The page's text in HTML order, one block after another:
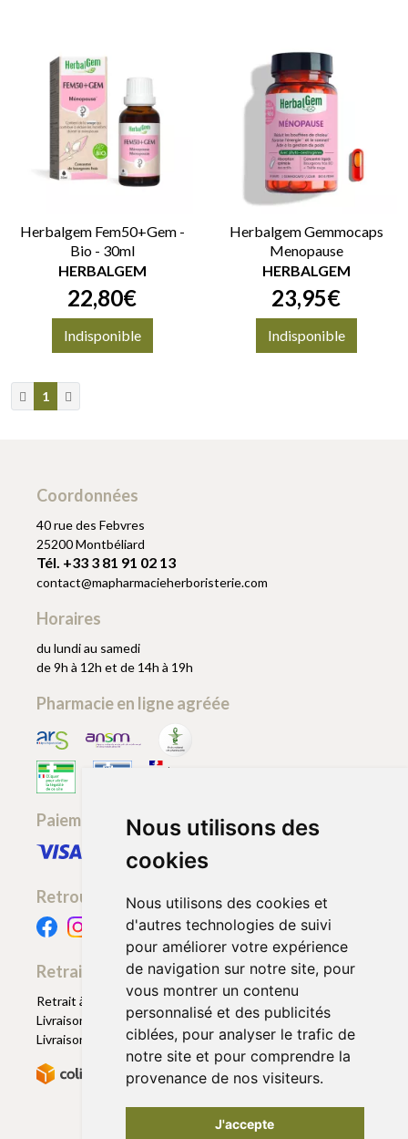
Nous utilisons des
cookies
Nous utilisons des cookies et
d'autres technologies de suivi
pour améliorer votre expérience
de navigation sur notre site, pour
vous montrer un contenu
personnalisé et des publicités
ciblées, pour analyser le trafic de
notre site et pour comprendre la
provenance de nos visiteurs.
J'accepte
Herbalgem Fem50+Gem -
Bio - 30ml
HERBALGEM
22,80€
Indisponible
Herbalgem Gemmocaps
Menopause
HERBALGEM
23,95€
Indisponible
1
Coordonnées
40 rue des Febvres
25200 Montbéliard
Tél. +33 3 81 91 02 13
contact@mapharmacieherboristerie.com
Horaires
du lundi au samedi
de 9h à 12h et de 14h à 19h
Pharmacie en ligne agréée
Paiement sécurisé
Retrouvez-nous
Retrait - Livraison
Retrait à la pharmacie - Click & Collect
Livraison en Point Relais
Livraison à domicile